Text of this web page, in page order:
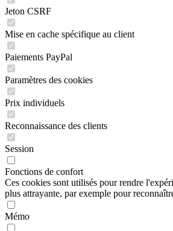
Jeton CSRF
Mise en cache spécifique au client
Paiements PayPal
Paramètres des cookies
Prix individuels
Reconnaissance des clients
Session
Fonctions de confort
Ces cookies sont utilisés pour rendre
plus attrayante, par exemple pour
Mémo